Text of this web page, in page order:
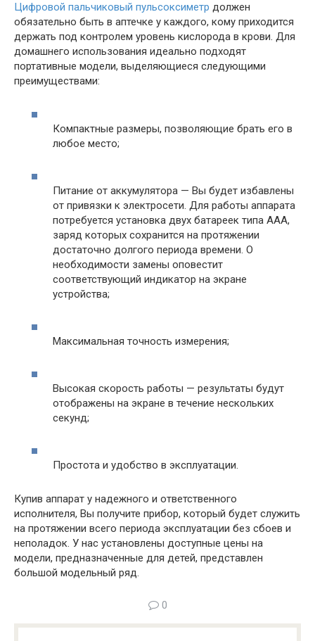
Цифровой пальчиковый пульсоксиметр должен
обязательно быть в аптечке у каждого, кому приходится
держать под контролем уровень кислорода в крови. Для
домашнего использования идеально подходят
портативные модели, выделяющиеся следующими
преимуществами:
Компактные размеры, позволяющие брать его в
любое место;
Питание от аккумулятора — Вы будет избавлены
от привязки к электросети. Для работы аппарата
потребуется установка двух батареек типа ААА,
заряд которых сохранится на протяжении
достаточно долгого периода времени. О
необходимости замены оповестит
соответствующий индикатор на экране
устройства;
Максимальная точность измерения;
Высокая скорость работы — результаты будут
отображены на экране в течение нескольких
секунд;
Простота и удобство в эксплуатации.
Купив аппарат у надежного и ответственного
исполнителя, Вы получите прибор, который будет служить
на протяжении всего периода эксплуатации без сбоев и
неполадок. У нас установлены доступные цены на
модели, предназначенные для детей, представлен
большой модельный ряд.
0